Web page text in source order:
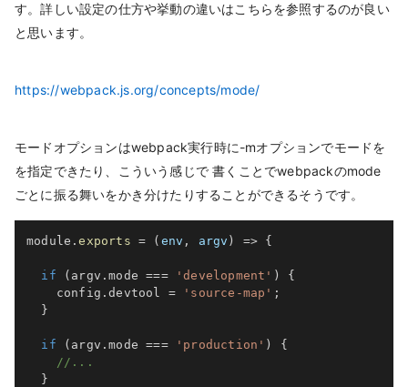
す。詳しい設定の仕方や挙動の違いはこちらを参照するのが良い
と思います。
https://webpack.js.org/concepts/mode/
モードオプションはwebpack実行時に-mオプションでモードを
を指定できたり、こういう感じで 書くことでwebpackのmode
ごとに振る舞いをかき分けたりすることができるそうです。
module .exports = ( env , argv ) => {
if ( argv .mode === 'development' )
{
    config
.devtool = 'source-map' ;
}
if ( argv .mode === 'production' )
{
//...
}